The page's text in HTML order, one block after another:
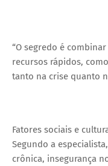
“O segredo é
recursos rápidos,
tanto na crise quanto
Fatores sociais e
Segundo a
crônica, insegurança